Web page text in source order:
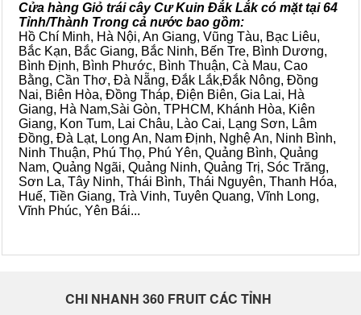
Cửa hàng Giỏ trái cây Cư Kuin Đắk Lắk có mặt tại 64
Tỉnh/Thành Trong cả nước bao gồm:
Hồ Chí Minh, Hà Nội, An Giang, Vũng Tàu, Bạc Liêu,
Bắc Kạn, Bắc Giang, Bắc Ninh, Bến Tre, Bình Dương,
Bình Định, Bình Phước, Bình Thuận, Cà Mau, Cao
Bằng, Cần Thơ, Đà Nẵng, Đắk Lắk,Đắk Nông, Đồng
Nai, Biên Hòa, Đồng Tháp, Điện Biên, Gia Lai, Hà
Giang, Hà Nam,Sài Gòn, TPHCM, Khánh Hòa, Kiên
Giang, Kon Tum, Lai Châu, Lào Cai, Lạng Sơn, Lâm
Đồng, Đà Lạt, Long An, Nam Định, Nghệ An, Ninh Bình,
Ninh Thuận, Phú Thọ, Phú Yên, Quảng Bình, Quảng
Nam, Quảng Ngãi, Quảng Ninh, Quảng Trị, Sóc Trăng,
Sơn La, Tây Ninh, Thái Bình, Thái Nguyên, Thanh Hóa,
Huế, Tiền Giang, Trà Vinh, Tuyên Quang, Vĩnh Long,
Vĩnh Phúc, Yên Bái...
CHI NHANH 360 FRUIT CÁC TỈNH